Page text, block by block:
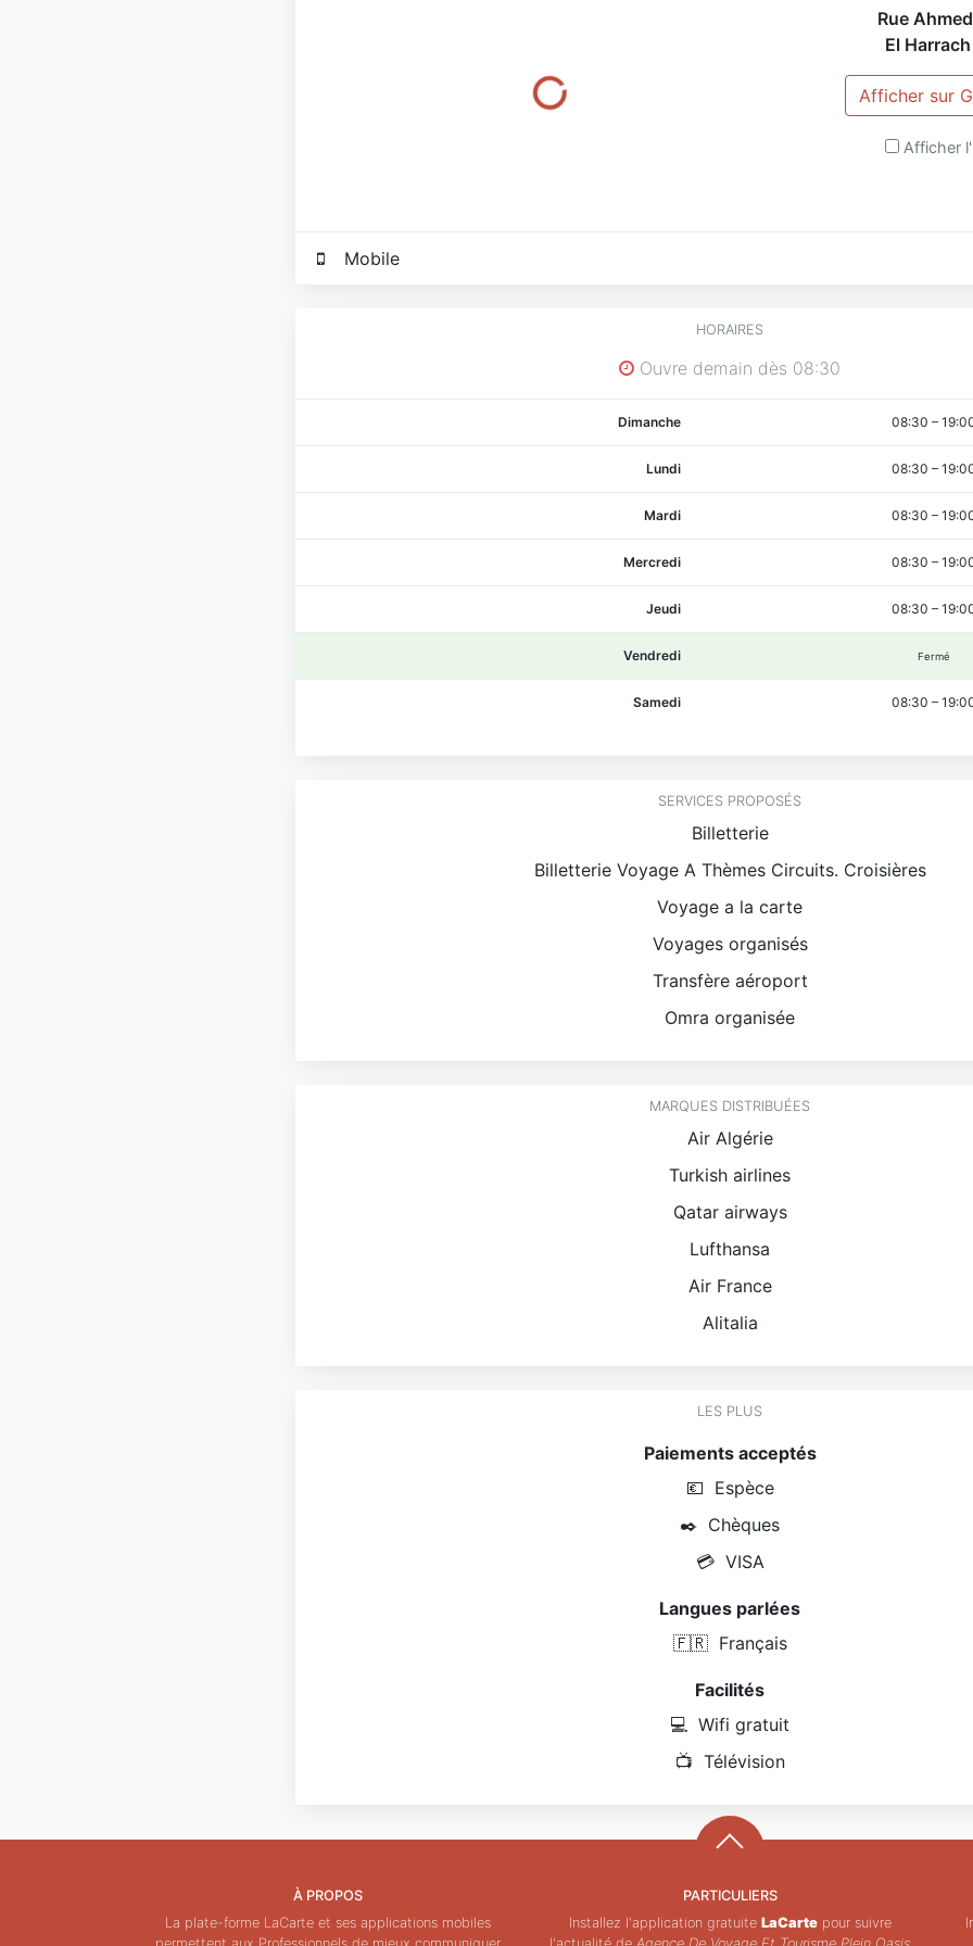
Rue
El Harrach
Afficher sur
Afficher
Mobile
HORAIRES
Ouvre demain dès 08:30
Dimanche 08:30 –
Lundi 08:30 –
Mardi 08:30 –
Mercredi 08:30 –
Jeudi 08:30 –
Vendredi Fermé
Samedi 08:30 –
SERVICES PROPOSÉS
Billetterie
Billetterie Voyage A Thèmes Circuits. Croisières
Voyage a la carte
Voyages organisés
Transfère aéroport
Omra organisée
MARQUES DISTRIBUÉES
Air Algérie
Turkish airlines
Qatar airways
Lufthansa
Air France
Alitalia
LES PLUS
Paiements acceptés
💶 Espèce
✒️ Chèques
💳 VISA
Langues parlées
🇫🇷 Français
Facilités
💻 Wifi gratuit
📺 Télévision
À PROPOS
La plate-forme LaCarte et ses applications mobiles
PARTICULIERS
Installez l'application gratuite LaCartepour suivre